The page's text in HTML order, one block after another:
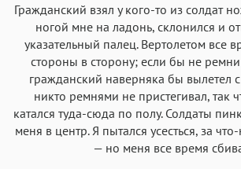
Гражданский взял у кого-то из солдат
ногой мне на ладонь, склонился и
указательный палец. Вертолетом все
стороны в сторону; если бы не
гражданский наверняка бы вылетел
никто ремнями не пристегивал, так
катался туда-сюда по полу. Солдаты
меня в центр. Я пытался усесться, за
— но меня все время